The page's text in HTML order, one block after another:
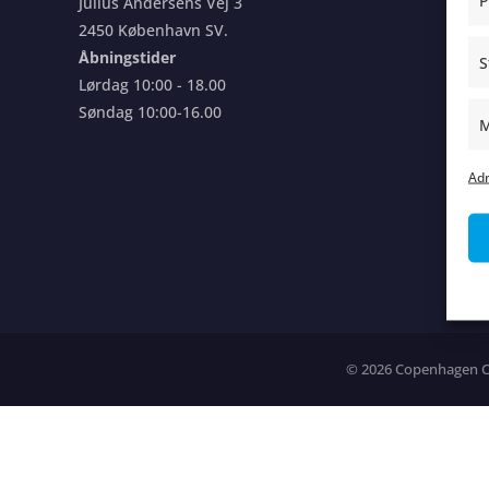
2450 København SV.
Åbningstider
Lørdag 10:00 - 18.00
Søndag 10:00-16.00
© 2026 Copenhagen